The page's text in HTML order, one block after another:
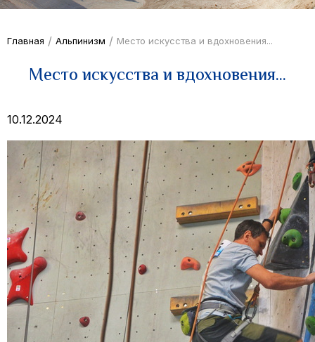
Главная / Альпинизм / Место искусства и вдохновения...
Место искусства и вдохновения...
10.12.2024